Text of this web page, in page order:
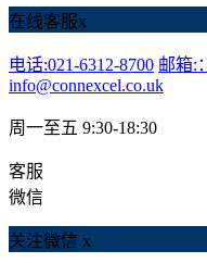
在线客服x
电话:021-6312-8700 邮箱:：
info@connexcel.co.uk
周一至五 9:30-18:30
客服
微信
关注微信 x